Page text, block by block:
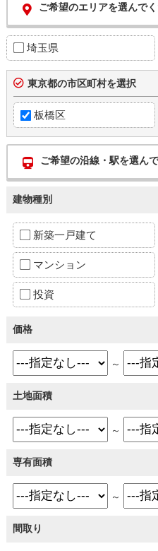
ご希望のエリアを選んで
埼玉県
東京都の市区町村を選択
板橋区
ご希望の沿線・駅を選ん
建物種別
新築一戸建て
マンション
投資
価格
～
土地面積
～
専有面積
～
間取り